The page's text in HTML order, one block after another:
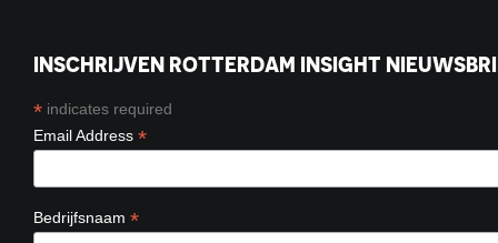
INSCHRIJVEN ROTTERDAM INSIGHT
* indicates required
Email Address *
Bedrijfsnaam *